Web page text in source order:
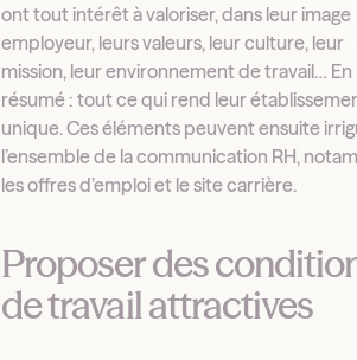
ont tout intérêt à valoriser, dans leur image
employeur, leurs valeurs, leur culture, leur
mission, leur environnement de travail… En
résumé : tout ce qui rend leur
unique. Ces éléments peuvent ensuite
l’ensemble de la communication RH,
les offres d’emploi et le site carrière.
Proposer des
de travail attractives